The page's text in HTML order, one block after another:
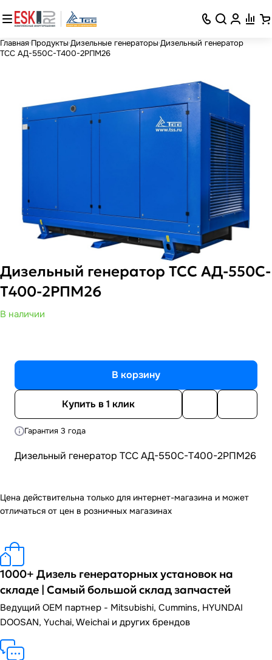
Главная Продукты Дизельные генераторы Дизельный генератор
ТСС АД-550С-Т400-2РПМ26
Дизельный генератор ТСС АД-550С-
Т400-2РПМ26
В наличии
В корзину
Купить в 1 клик
Гарантия 3 года
Дизельный генератор ТСС АД-550С-Т400-2РПМ26
Цена действительна только для интернет-магазина и может
отличаться от цен в розничных магазинах
1000+ Дизель генераторных установок на
складе | Самый большой склад запчастей
Ведущий OEM партнер - Mitsubishi, Cummins, HYUNDAI
DOOSAN, Yuchai, Weichai и других брендов